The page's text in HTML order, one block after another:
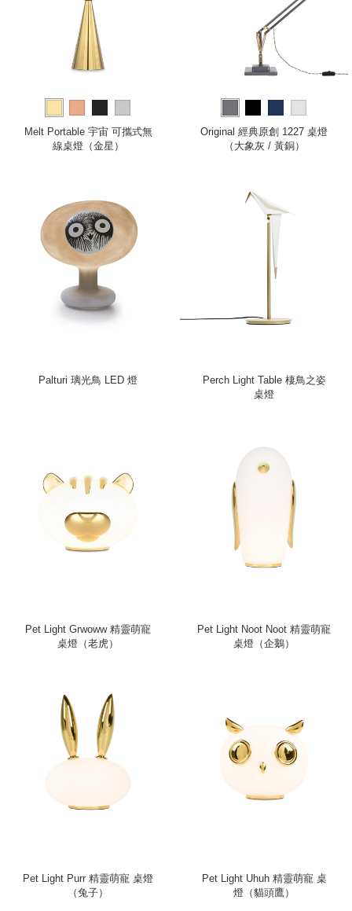
Melt Portable 宇宙 可攜式無
線桌燈（金星）
Original 經典原創 1227 桌燈
（大象灰 / 黃銅）
Palturi 璃光鳥 LED 燈
Perch Light Table 棲鳥之姿
桌燈
Pet Light Grwoww 精靈萌寵
桌燈（老虎）
Pet Light Noot Noot 精靈萌寵
桌燈（企鵝）
Pet Light Purr 精靈萌寵 桌燈
（兔子）
Pet Light Uhuh 精靈萌寵 桌
燈（貓頭鷹）